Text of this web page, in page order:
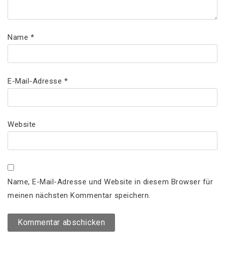
Name *
E-Mail-Adresse *
Website
Name, E-Mail-Adresse und Website in diesem Browser für
meinen nächsten Kommentar speichern.